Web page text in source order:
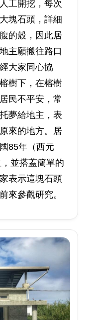
工開挖，每次
塊石頭，詳細
的殼，因此居
主願搬往路口
大家同心協
樹下，在榕樹
民不平安，常
夢給地主，表
來的地方。居
85年（西元
並搭蓋簡單的
表示這塊石頭
來參觀研究。